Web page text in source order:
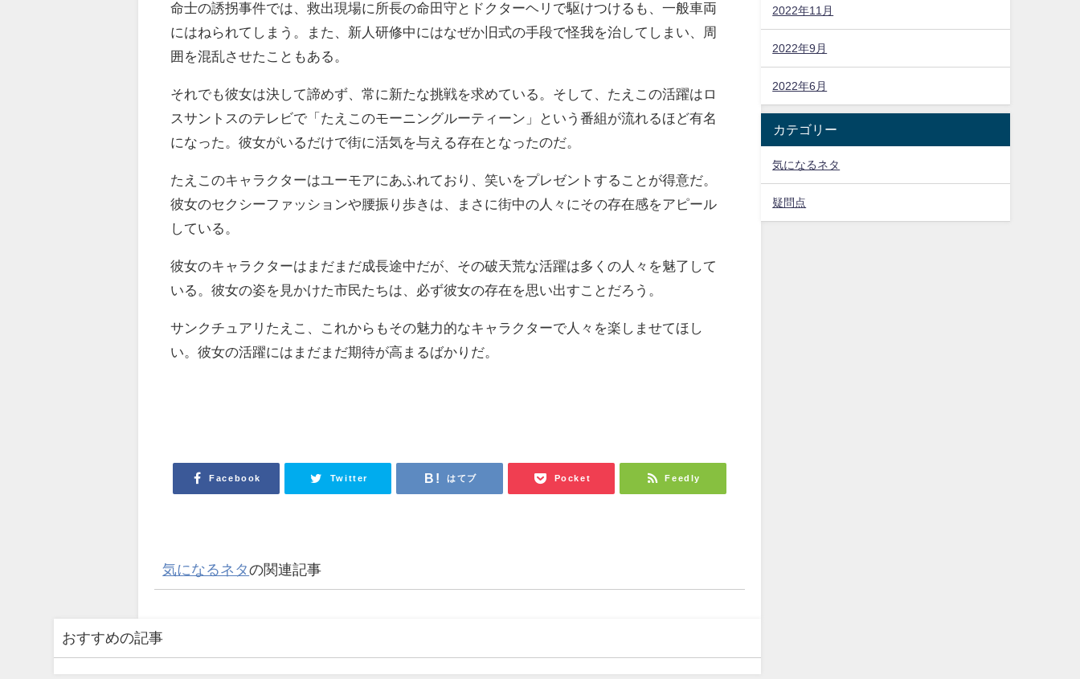
命士の誘拐事件では、救出現場に所長の命田守とドクターヘリで駆けつけるも、一般車両
にはねられてしまう。また、新人研修中にはなぜか旧式の手段で怪我を治してしまい、周
囲を混乱させたこともある。
それでも彼女は決して諦めず、常に新たな挑戦を求めている。そして、たえこの活躍はロ
スサントスのテレビで「たえこのモーニングルーティーン」という番組が流れるほど有名
になった。彼女がいるだけで街に活気を与える存在となったのだ。
たえこのキャラクターはユーモアにあふれており、笑いをプレゼントすることが得意だ。
彼女のセクシーファッションや腰振り歩きは、まさに街中の人々にその存在感をアピール
している。
彼女のキャラクターはまだまだ成長途中だが、その破天荒な活躍は多くの人々を魅了して
いる。彼女の姿を見かけた市民たちは、必ず彼女の存在を思い出すことだろう。
サンクチュアリたえこ、これからもその魅力的なキャラクターで人々を楽しませてほし
い。彼女の活躍にはまだまだ期待が高まるばかりだ。
Facebook Twitter はてブ Pocket Feedly
気になるネタの関連記事
おすすめの記事
2022年11月
2022年9月
2022年6月
カテゴリー
気になるネタ
疑問点